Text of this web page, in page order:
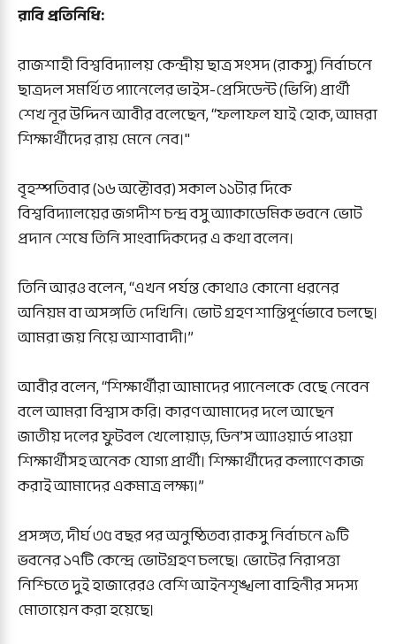
রাবি প্রতিনিধি:
রাজশাহী বিশ্ববিদ্যালয় কেন্দ্রীয় ছাত্র সংসদ (রাকসু) নির্বাচনে
ছাত্রদল সমর্থিত প্যানেলের ভাইস-প্রেসিডেন্ট (ভিপি) প্রার্থী
শেখ নূর উদ্দিন আবীর বলেছেন, “ফলাফল যাই হোক, আমরা
শিক্ষার্থীদের রায় মেনে নেব।"
বৃহস্পতিবার (১৬ অক্টোবর) সকাল ১১টার দিকে
বিশ্ববিদ্যালয়ের জগদীশ চন্দ্র বসু অ্যাকাডেমিক ভবনে ভোট
প্রদান শেষে তিনি সাংবাদিকদের এ কথা বলেন।
তিনি আরও বলেন, “এখন পর্যন্ত কোথাও কোনো ধরনের
অনিয়ম বা অসঙ্গতি দেখিনি। ভোট গ্রহণ শান্তিপূর্ণভাবে চলছে।
আমরা জয় নিয়ে আশাবাদী।”
আবীর বলেন, “শিক্ষার্থীরা আমাদের প্যানেলকে বেছে নেবেন
বলে আমরা বিশ্বাস করি। কারণ আমাদের দলে আছেন
জাতীয় দলের ফুটবল খেলোয়াড়, ডিন’স অ্যাওয়ার্ড পাওয়া
শিক্ষার্থীসহ অনেক যোগ্য প্রার্থী। শিক্ষার্থীদের কল্যাণে কাজ
করাই আমাদের একমাত্র লক্ষ্য।”
প্রসঙ্গত, দীর্ঘ ৩৫ বছর পর অনুষ্ঠিতব্য রাকসু নির্বাচনে ৯টি
ভবনের ১৭টি কেন্দ্রে ভোটগ্রহণ চলছে। ভোটের নিরাপত্তা
নিশ্চিতে দুই হাজারেরও বেশি আইনশৃঙ্খলা বাহিনীর সদস্য
মোতায়েন করা হয়েছে।